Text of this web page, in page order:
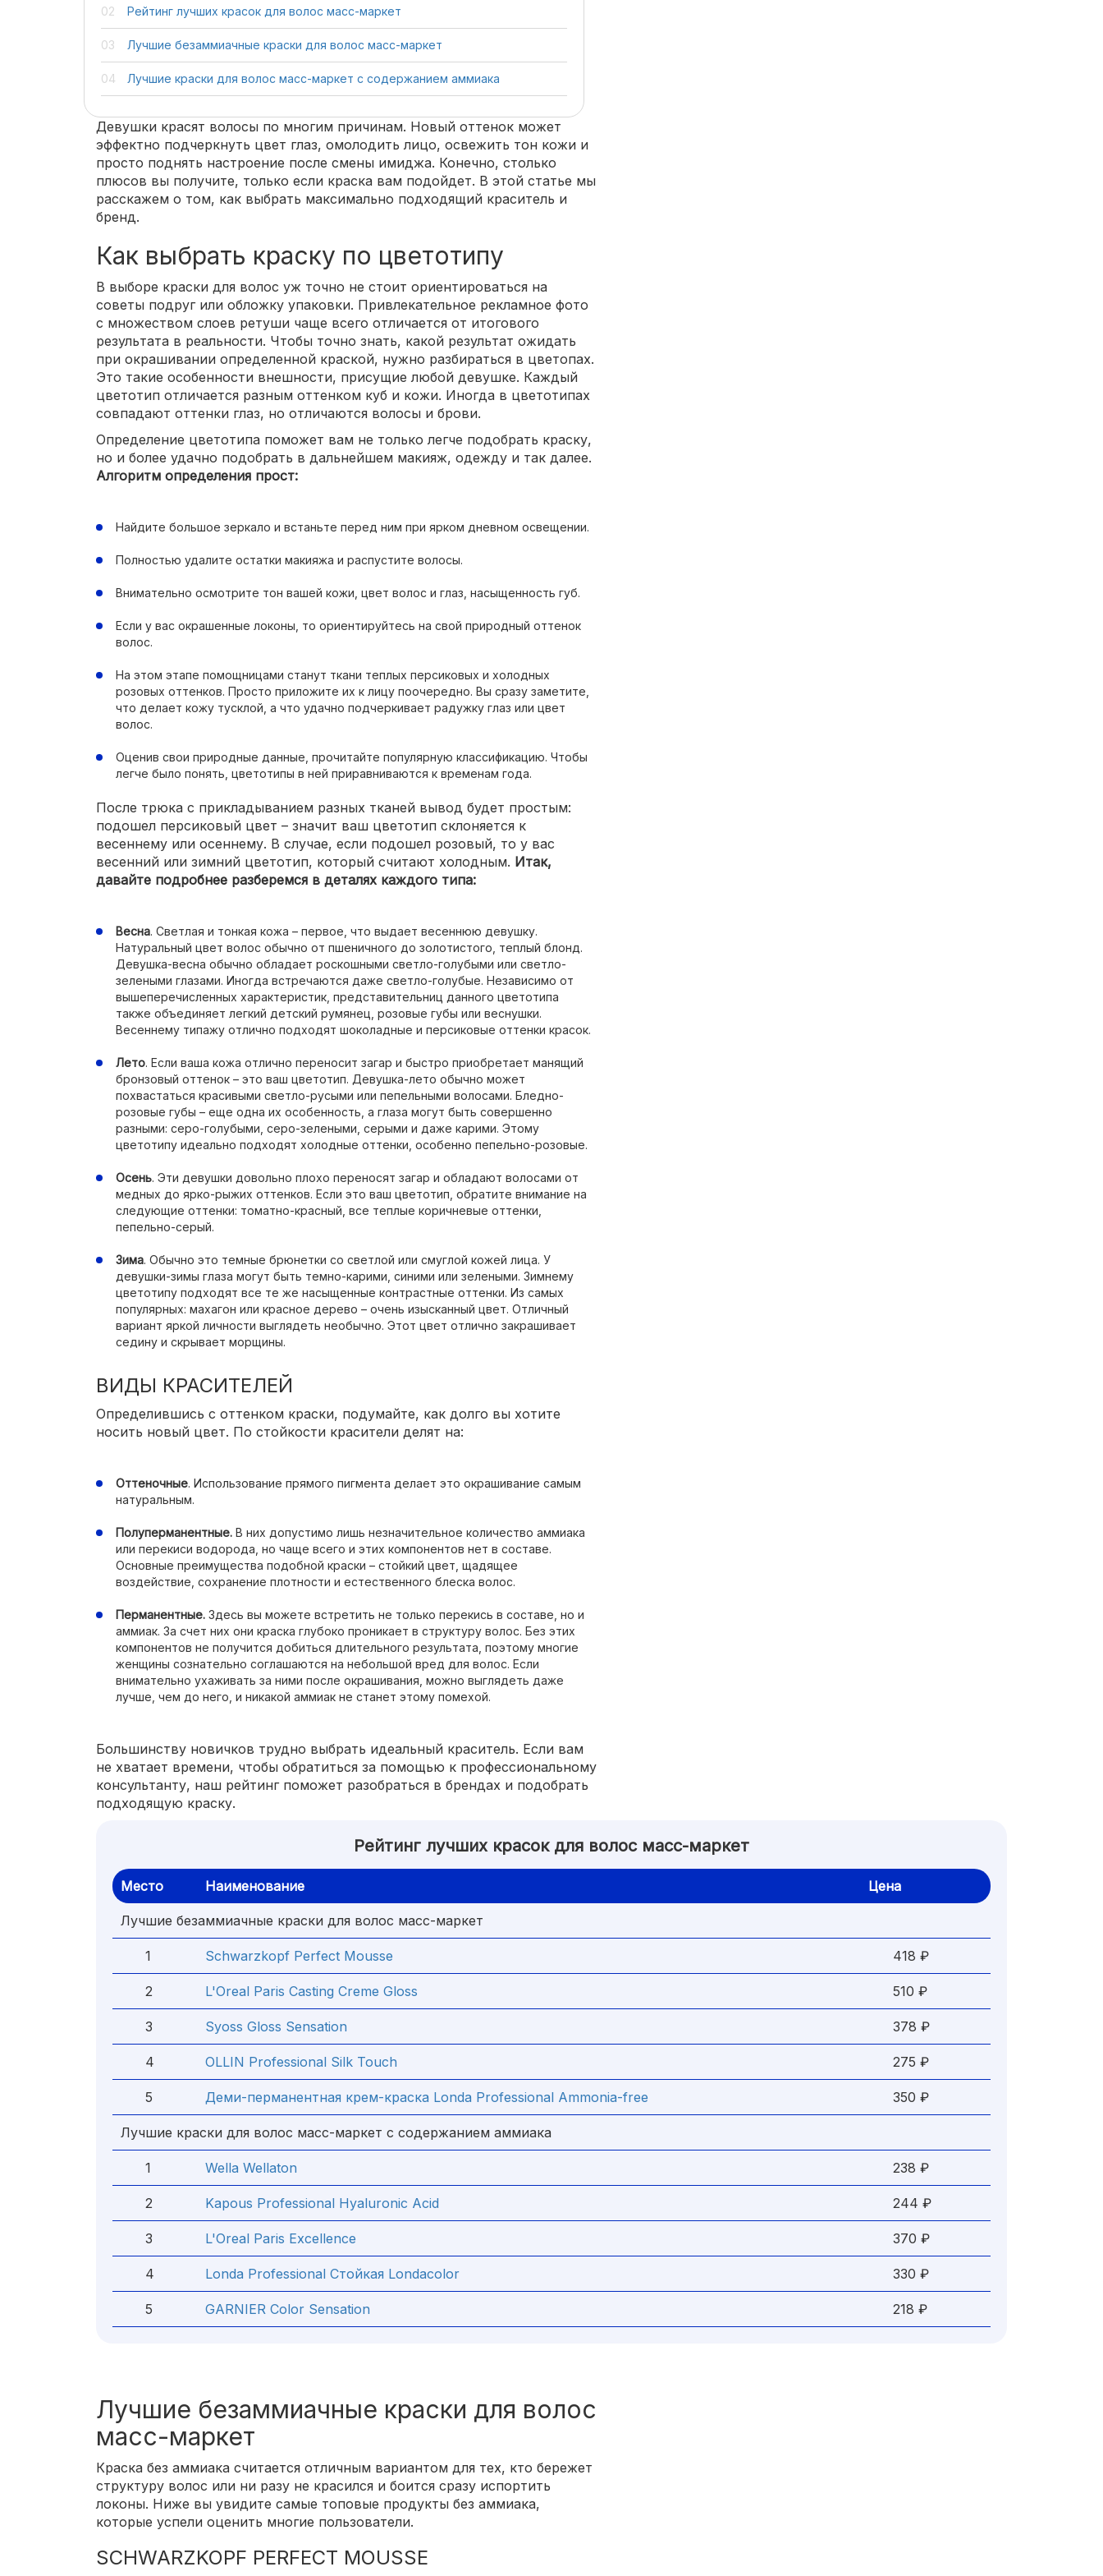
Рейтинг лучших красок для волос масс-маркет
Лучшие безаммиачные краски для волос масс-маркет
Лучшие краски для волос масс-маркет с содержанием аммиака
Девушки красят волосы по многим причинам. Новый оттенок может
эффектно подчеркнуть цвет глаз, омолодить лицо, освежить тон кожи и
просто поднять настроение после смены имиджа. Конечно, столько
плюсов вы получите, только если краска вам подойдет. В этой статье мы
расскажем о том, как выбрать максимально подходящий краситель и
бренд.
Как выбрать краску по цветотипу
В выборе краски для волос уж точно не стоит ориентироваться на
советы подруг или обложку упаковки. Привлекательное рекламное фото
с множеством слоев ретуши чаще всего отличается от итогового
результата в реальности. Чтобы точно знать, какой результат ожидать
при окрашивании определенной краской, нужно разбираться в цветопах.
Это такие особенности внешности, присущие любой девушке. Каждый
цветотип отличается разным оттенком куб и кожи. Иногда в цветотипах
совпадают оттенки глаз, но отличаются волосы и брови.
Определение цветотипа поможет вам не только легче подобрать краску,
но и более удачно подобрать в дальнейшем макияж, одежду и так далее.
Алгоритм определения прост:
Найдите большое зеркало и встаньте перед ним при ярком дневном освещении.
Полностью удалите остатки макияжа и распустите волосы.
Внимательно осмотрите тон вашей кожи, цвет волос и глаз, насыщенность губ.
Если у вас окрашенные локоны, то ориентируйтесь на свой природный оттенок
волос.
На этом этапе помощницами станут ткани теплых персиковых и холодных
розовых оттенков. Просто приложите их к лицу поочередно. Вы сразу заметите,
что делает кожу тусклой, а что удачно подчеркивает радужку глаз или цвет
волос.
Оценив свои природные данные, прочитайте популярную классификацию. Чтобы
легче было понять, цветотипы в ней приравниваются к временам года.
После трюка с прикладыванием разных тканей вывод будет простым:
подошел персиковый цвет – значит ваш цветотип склоняется к
весеннему или осеннему. В случае, если подошел розовый, то у вас
весенний или зимний цветотип, который считают холодным. Итак,
давайте подробнее разберемся в деталях каждого типа:
Весна. Светлая и тонкая кожа – первое, что выдает весеннюю девушку.
Натуральный цвет волос обычно от пшеничного до золотистого, теплый блонд.
Девушка-весна обычно обладает роскошными светло-голубыми или светло-
зелеными глазами. Иногда встречаются даже светло-голубые. Независимо от
вышеперечисленных характеристик, представительниц данного цветотипа
также объединяет легкий детский румянец, розовые губы или веснушки.
Весеннему типажу отлично подходят шоколадные и персиковые оттенки красок.
Лето. Если ваша кожа отлично переносит загар и быстро приобретает манящий
бронзовый оттенок – это ваш цветотип. Девушка-лето обычно может
похвастаться красивыми светло-русыми или пепельными волосами. Бледно-
розовые губы – еще одна их особенность, а глаза могут быть совершенно
разными: серо-голубыми, серо-зелеными, серыми и даже карими. Этому
цветотипу идеально подходят холодные оттенки, особенно пепельно-розовые.
Осень. Эти девушки довольно плохо переносят загар и обладают волосами от
медных до ярко-рыжих оттенков. Если это ваш цветотип, обратите внимание на
следующие оттенки: томатно-красный, все теплые коричневые оттенки,
пепельно-серый.
Зима. Обычно это темные брюнетки со светлой или смуглой кожей лица. У
девушки-зимы глаза могут быть темно-карими, синими или зелеными. Зимнему
цветотипу подходят все те же насыщенные контрастные оттенки. Из самых
популярных: махагон или красное дерево – очень изысканный цвет. Отличный
вариант яркой личности выглядеть необычно. Этот цвет отлично закрашивает
седину и скрывает морщины.
ВИДЫ КРАСИТЕЛЕЙ
Определившись с оттенком краски, подумайте, как долго вы хотите
носить новый цвет. По стойкости красители делят на:
Оттеночные. Использование прямого пигмента делает это окрашивание самым
натуральным.
Полуперманентные. В них допустимо лишь незначительное количество аммиака
или перекиси водорода, но чаще всего и этих компонентов нет в составе.
Основные преимущества подобной краски – стойкий цвет, щадящее
воздействие, сохранение плотности и естественного блеска волос.
Перманентные. Здесь вы можете встретить не только перекись в составе, но и
аммиак. За счет них они краска глубоко проникает в структуру волос. Без этих
компонентов не получится добиться длительного результата, поэтому многие
женщины сознательно соглашаются на небольшой вред для волос. Если
внимательно ухаживать за ними после окрашивания, можно выглядеть даже
лучше, чем до него, и никакой аммиак не станет этому помехой.
Большинству новичков трудно выбрать идеальный краситель. Если вам
не хватает времени, чтобы обратиться за помощью к профессиональному
консультанту, наш рейтинг поможет разобраться в брендах и подобрать
подходящую краску.
Рейтинг лучших красок для волос масс-маркет
Место Наименование Цена
Лучшие безаммиачные краски для волос масс-маркет
1 Schwarzkopf Perfect Mousse 418 ₽
2 L'Oreal Paris Casting Creme Gloss 510 ₽
3 Syoss Gloss Sensation 378 ₽
4 OLLIN Professional Silk Touch 275 ₽
5 Деми-перманентная крем-краска Londa Professional Ammonia-free 350 ₽
Лучшие краски для волос масс-маркет с содержанием аммиака
1 Wella Wellaton 238 ₽
2 Kapous Professional Hyaluronic Acid 244 ₽
3 L'Oreal Paris Excellence 370 ₽
4 Londa Professional Стойкая Londacolor 330 ₽
5 GARNIER Color Sensation 218 ₽
Лучшие безаммиачные краски для волос
масс-маркет
Краска без аммиака считается отличным вариантом для тех, кто бережет
структуру волос или ни разу не красился и боится сразу испортить
локоны. Ниже вы увидите самые топовые продукты без аммиака,
которые успели оценить многие пользователи.
SCHWARZKOPF PERFECT MOUSSE